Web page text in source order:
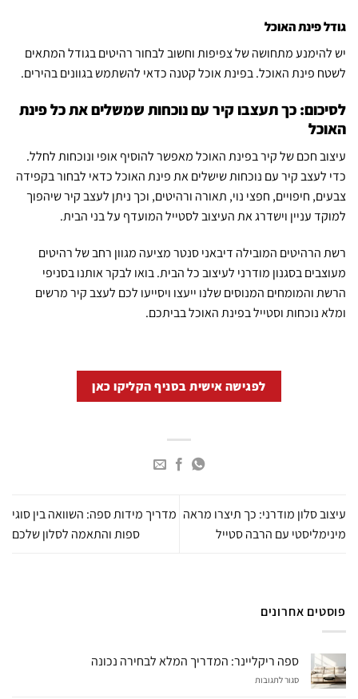
גודל פינת האוכל
יש להימנע מתחושה של צפיפות וחשוב לבחור רהיטים בגודל המתאים
לשטח פינת האוכל. בפינת אוכל קטנה כדאי להשתמש בגוונים בהירים.
לסיכום: כך תעצבו קיר עם נוכחות שמשלים את כל פינת
האוכל
עיצוב חכם של קיר בפינת האוכל מאפשר להוסיף אופי ונוכחות לחלל.
כדי לעצב קיר עם נוכחות שישלים את פינת האוכל כדאי לבחור בקפידה
צבעים, חיפויים, חפצי נוי, תאורה ורהיטים, וכך ניתן לעצב קיר שיהפוך
למוקד עניין וישדרג את העיצוב לסטייל המועדף על בני הבית.
רשת הרהיטים המובילה דיבאני סנטר מציעה מגוון רחב של רהיטים
מעוצבים בסגנון מודרני לעיצוב כל הבית. בואו לבקר אותנו בסניפי
הרשת והמומחים המנוסים שלנו ייעצו ויסייעו לכם לעצב קיר מרשים
ומלא נוכחות וסטייל בפינת האוכל בביתכם.
לפגישה אישית בסניף הקליקו כאן
עיצוב סלון מודרני: כך תיצרו מראה
מינימליסטי עם הרבה סטייל
מדריך מידות ספה: השוואה בין סוגי
ספות והתאמה לסלון שלכם
פוסטים אחרונים
ספה ריקליינר: המדריך המלא לבחירה נכונה
סגור לתגובות